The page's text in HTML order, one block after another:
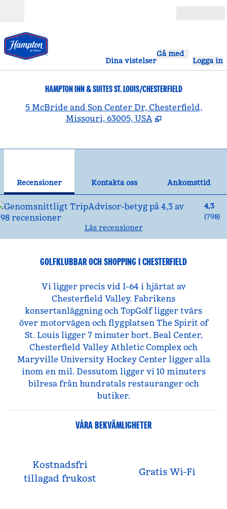
Dina vistelser
Gå med
Logga in
HAMPTON INN & SUITES ST. LOUIS/CHESTERFIELD
5 McBride and Son Center Dr, Chesterfield,
Missouri, 63005, USA
Recensioner Kontakta oss
Ankomsttid
4,3
(798)
Läs recensioner
GOLFKLUBBAR OCH SHOPPING I CHESTERFIELD
Vi ligger precis vid I-64 i hjärtat av
Chesterfield Valley. Fabrikens
konsertanläggning och TopGolf ligger tvärs
över motorvägen och flygplatsen The Spirit of
St. Louis ligger 7 minuter bort. Beal Center,
Chesterfield Valley Athletic Complex och
Maryville University Hockey Center ligger alla
inom en mil. Dessutom ligger vi 10 minuters
bilresa från hundratals restauranger och
butiker.
VÅRA BEKVÄMLIGHETER
Kostnadsfri
tillagad frukost
Gratis Wi-Fi